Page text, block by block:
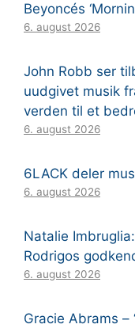
Beyoncés
6. august 2026
John Robb ser
uudgivet musik
verden til et
6. august 2026
6LACK deler
6. august 2026
Natalie
Rodrigos
6. august 2026
Gracie Abrams –